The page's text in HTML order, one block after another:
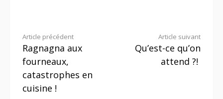
Lire
la
suite
Article précédent
Ragnagna aux
fourneaux,
catastrophes en
cuisine !
Article suivant
Qu’est-ce qu’on
attend ?!